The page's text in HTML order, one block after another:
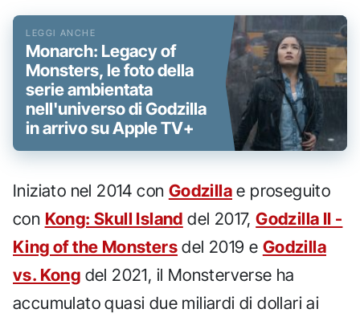
Monarch: Legacy of
Monsters, le foto della
serie ambientata
nell'universo di Godzilla
in arrivo su Apple TV+
Iniziato nel 2014 con Godzilla e proseguito
con Kong: Skull Island del 2017,Godzilla II -
King of the Monsters del 2019 e Godzilla
vs. Kong del 2021, il Monsterverse ha
accumulato quasi due miliardi di dollari ai